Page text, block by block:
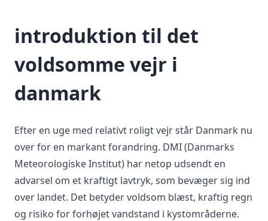
introduktion til det
voldsomme vejr i
danmark
Efter en uge med relativt roligt vejr står Danmark nu
over for en markant forandring. DMI (Danmarks
Meteorologiske Institut) har netop udsendt en
advarsel om et kraftigt lavtryk, som bevæger sig ind
over landet. Det betyder voldsom blæst, kraftig regn
og risiko for forhøjet vandstand i kystområderne.